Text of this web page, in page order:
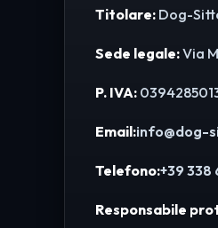
Titolare: Dog-
Sede legale:Via
P. IVA:
Email:info@dog-
Telefono:+39 338
Responsabile